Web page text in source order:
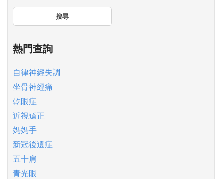
搜尋
熱門查詢
自律神經失調
坐骨神經痛
乾眼症
近視矯正
媽媽手
新冠後遺症
五十肩
青光眼